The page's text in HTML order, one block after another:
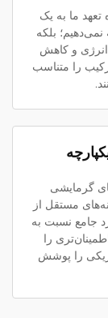
تعهد ما به یک
نمی‌دهیم؛ بلکه
انرژی و کاهش
را متناسب
گرمایشی
مستقل از
جامع نسبت به
را
را پوشش